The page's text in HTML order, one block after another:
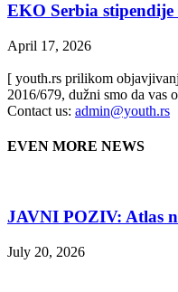
EKO Serbia stipendije
April 17, 2026
[ youth.rs prilikom
2016/679, dužni smo da vas
Contact us: admin@youth.rs
EVEN MORE NEWS
JAVNI POZIV: Atlas
July 20, 2026